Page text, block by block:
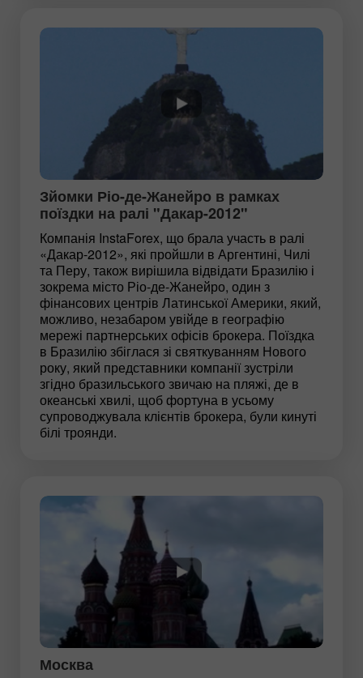
Зйомки Ріо-де-Жанейро в рамках
поїздки на ралі "Дакар-2012"
Компанія InstaForex, що брала участь в ралі
«Дакар-2012», які пройшли в Аргентині, Чилі
та Перу, також вирішила відвідати Бразилію і
зокрема місто Ріо-де-Жанейро, один з
фінансових центрів Латинської Америки, який,
можливо, незабаром увійде в географію
мережі партнерських офісів брокера. Поїздка
в Бразилію збіглася зі святкуванням Нового
року, який представники компанії зустріли
згідно бразильського звичаю на пляжі, де в
океанські хвилі, щоб фортуна в усьому
супроводжувала клієнтів брокера, були кинуті
білі троянди.
Москва